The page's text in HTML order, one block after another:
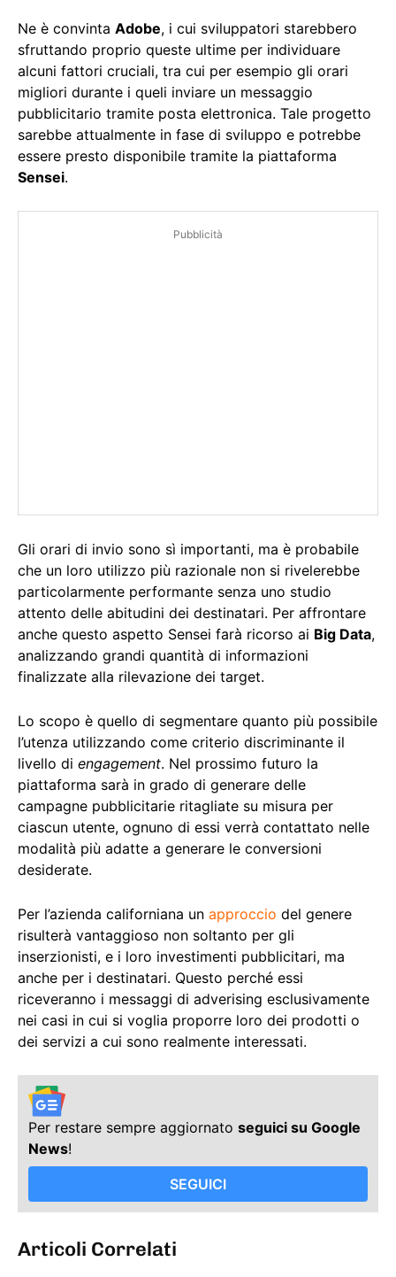
Ne è convinta Adobe, i cui sviluppatori starebbero
sfruttando proprio queste ultime per individuare
alcuni fattori cruciali, tra cui per esempio gli orari
migliori durante i queli inviare un messaggio
pubblicitario tramite posta elettronica. Tale progetto
sarebbe attualmente in fase di sviluppo e potrebbe
essere presto disponibile tramite la piattaforma
Sensei.
Pubblicità
Gli orari di invio sono sì importanti, ma è probabile
che un loro utilizzo più razionale non si rivelerebbe
particolarmente performante senza uno studio
attento delle abitudini dei destinatari. Per affrontare
anche questo aspetto Sensei farà ricorso ai Big Data,
analizzando grandi quantità di informazioni
finalizzate alla rilevazione dei target.
Lo scopo è quello di segmentare quanto più possibile
l’utenza utilizzando come criterio discriminante il
livello di engagement. Nel prossimo futuro la
piattaforma sarà in grado di generare delle
campagne pubblicitarie ritagliate su misura per
ciascun utente, ognuno di essi verrà contattato nelle
modalità più adatte a generare le conversioni
desiderate.
Per l’azienda californiana un approccio del genere
risulterà vantaggioso non soltanto per gli
inserzionisti, e i loro investimenti pubblicitari, ma
anche per i destinatari. Questo perché essi
riceveranno i messaggi di adverising esclusivamente
nei casi in cui si voglia proporre loro dei prodotti o
dei servizi a cui sono realmente interessati.
Per restare sempre aggiornato seguici su Google
News!
SEGUICI
Articoli Correlati